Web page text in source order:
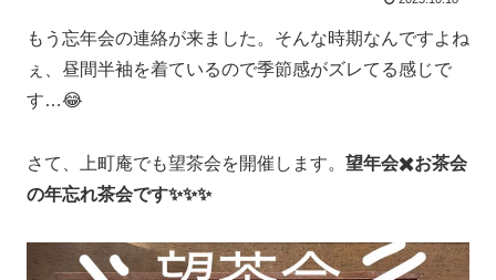
もう忘年会の連絡が来ました。そんな時期なんですよね
ぇ、昼間半袖を着ているので季節感がズレてる感じで
す…😂
さて、上町庵でも望茶会を開催します。 望年会✖️お茶会
の年忘れ茶会です✨✨✨